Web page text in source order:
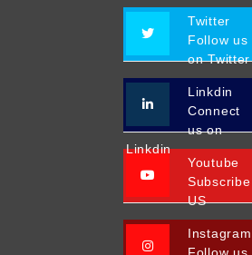
Twitter
Follow us
on Twitter
Linkdin
Connect
us on
Linkdin
Youtube
Subscribe
US
Instagram